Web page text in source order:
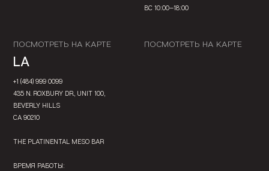
ПОСМОТРЕТЬ НА КАРТЕ
ВС 10:00—18:00
ПОСМОТРЕТЬ НА КАРТЕ
LA
+1 (484) 999 0099
435 N. ROXBURY DR., UNIT 100,
BEVERLY HILLS
CA 90210
THE PLATINENTAL MESO BAR
ВРЕМЯ РАБОТЫ: